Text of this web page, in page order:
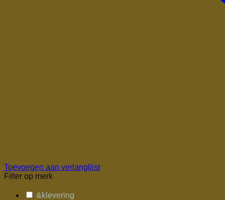
Toevoegen aan verlanglijst
Filter op merk
&klevering